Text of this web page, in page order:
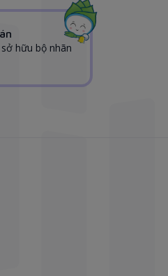
hữu bộ nhãn